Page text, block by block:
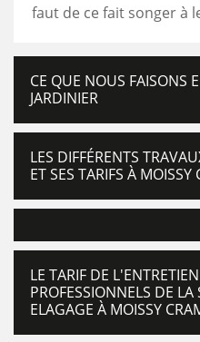
faut de ce fait songer à
CE QUE NOUS FAISONS
JARDINIER
LES DIFFÉRENTS
ET SES TARIFS À
LE TARIF DE
PROFESSIONNELS DE LA
ELAGAGE À MOISSY